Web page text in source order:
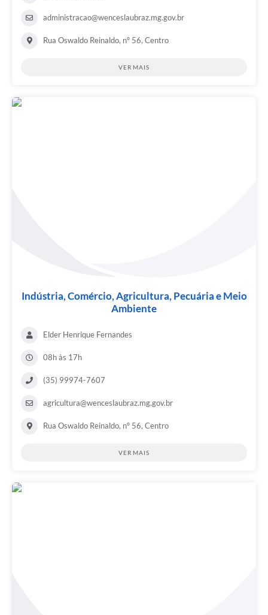
administracao@wenceslaubraz.mg.gov.br
Rua Oswaldo Reinaldo, nº 56, Centro
VER MAIS
Indústria, Comércio, Agricultura, Pecuária e Meio
Ambiente
Elder Henrique Fernandes
08h às 17h
(35) 99974-7607
agricultura@wenceslaubraz.mg.gov.br
Rua Oswaldo Reinaldo, nº 56, Centro
VER MAIS